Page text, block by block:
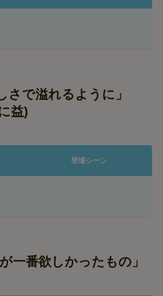
さで溢れるように」
益)
登場シーン
一番欲しかったもの」